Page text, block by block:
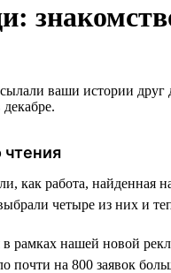
ваши истории друг
как работа, найденная
четыре из них и
рамках нашей новой
почти на 800 заявок